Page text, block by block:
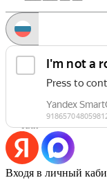
Запросить код
Уже есть аккаунт?
Или
Входя в личный